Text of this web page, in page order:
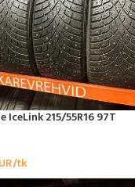
IceLink 215/55R16 97T
tk